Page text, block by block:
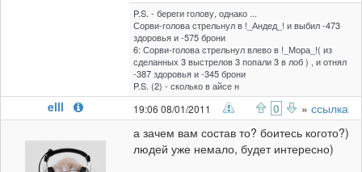
P.S. - береги голову, однако ...
Сорви-голова стрельнул в !_Андед_! и выбил -473
здоровья и -575 брони
6: Сорви-голова стрельнул влево в !_Мора_!( из
сделанных 3 выстрелов 3 попали 3 в лоб ) , и отнял
-387 здоровья и -345 брони
P.S. (2) - сколько в айсе н
elll 19:06 08/01/2011 0 » ссылка
а зачем вам состав то? боитесь когото?)
людей уже немало, будет интересно)